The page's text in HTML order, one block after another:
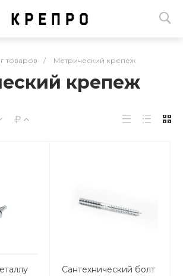
товаров / Метрический крепеж
крепеж
Сантехнический болт